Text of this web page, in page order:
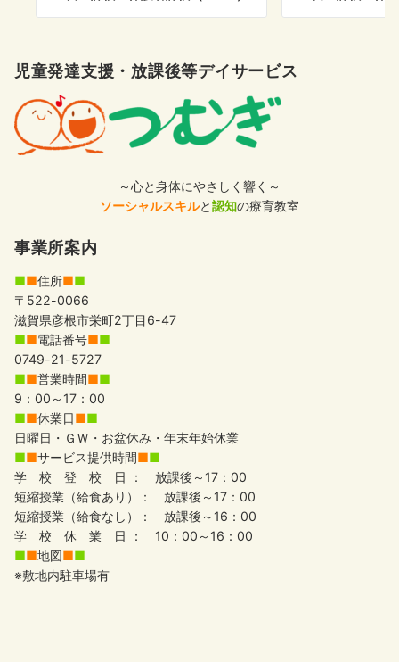
児童発達支援・放課後等デイサービス
～心と身体にやさしく響く～
ソーシャルスキルと認知の療育教室
事業所案内
■■住所■■
〒522-0066
滋賀県彦根市栄町2丁目6-47
■■電話番号■■
0749-21-5727
■■営業時間■■
9：00～17：00
■■休業日■■
日曜日・ＧＷ・お盆休み・年末年始休業
■■サービス提供時間■■
学 校 登 校 日 ： 放課後～17：00
短縮授業（給食あり）： 放課後～17：00
短縮授業（給食なし）： 放課後～16：00
学 校 休 業 日 ： 10：00～16：00
■■地図■■
※敷地内駐車場有